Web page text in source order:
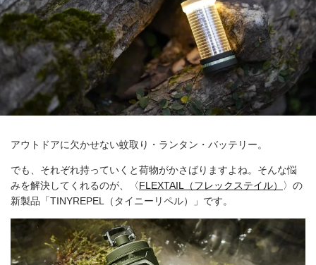
アウトドアに欠かせない蚊取り・ランタン・バッテリー。
でも、それぞれ持っていくと荷物がかさばりますよね。そんな悩
みを解決してくれるのが、〈FLEXTAIL（フレックステイル）
〉の
新製品「TINYREPEL（タイニーリペル）」です。